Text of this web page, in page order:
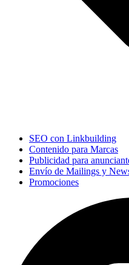
SEO con Linkbuilding
Contenido para Marcas
Publicidad para
Envío de Mailings y
Promociones